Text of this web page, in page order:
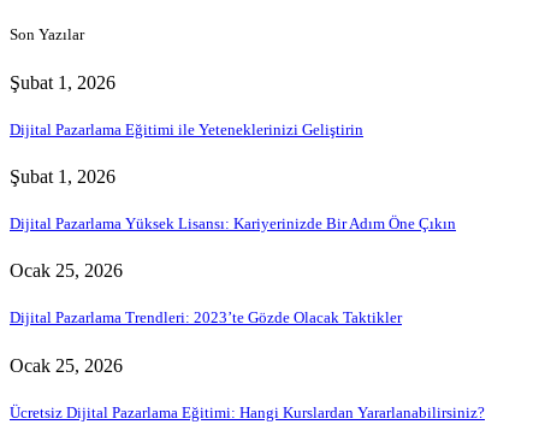
Son Yazılar
Şubat 1, 2026
Dijital Pazarlama Eğitimi ile Yeteneklerinizi Geliştirin
Şubat 1, 2026
Dijital Pazarlama Yüksek Lisansı: Kariyerinizde Bir Adım Öne Çıkın
Ocak 25, 2026
Dijital Pazarlama Trendleri: 2023’te Gözde Olacak Taktikler
Ocak 25, 2026
Ücretsiz Dijital Pazarlama Eğitimi: Hangi Kurslardan Yararlanabilirsiniz?